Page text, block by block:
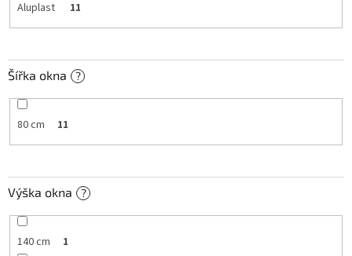
Aluplast 11
Šířka okna ?
80 cm 11
Výška okna ?
140 cm 1